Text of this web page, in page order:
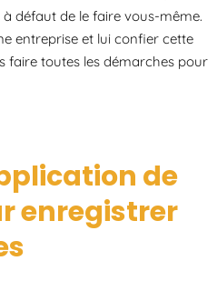
défaut de le faire vous-même.
entreprise et lui confier cette
faire toutes les démarches pour
de
enregistrer